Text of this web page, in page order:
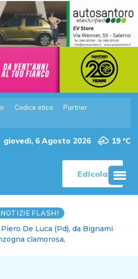
Codice etico
Partner
giovedì, 6 Agosto 2026 19 °C
Edicola
NOTIZIE FLASH!
De Luca (Pd), da Bignami
clamorosa,